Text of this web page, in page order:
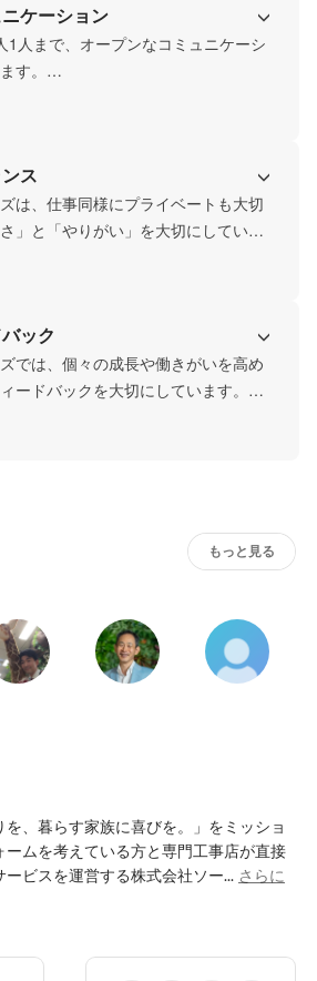
ケーション
1人まで、オープンなコミュニケーシ
す。
るGood&Newのイベントは、社内の
ーションの場のひとつです。他にも
仕事とは関係のない話をしてコミュ
ス
は、仕事同様にプライベートも大切
」と「やりがい」を大切にしていま
バーサリー休暇制度」は大切な日は
過ごすことを優先させて過ごすこと
す。
ック
では、個々の成長や働きがいを高め
ードバックを大切にしています。
れている機会です。
グの他にも、1on1の取り組みなどを通
もっと見る
を、暮らす家族に喜びを。」をミッショ
ームを考えている方と専門工事店が直接
ビスを運営する株式会社ソー... さらに